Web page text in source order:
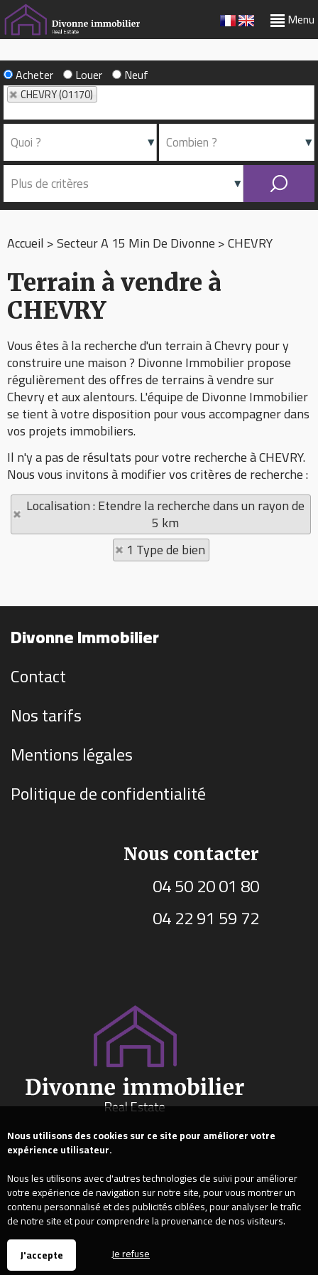
Menu
Acheter Louer Neuf
CHEVRY (01170)
Accueil>Secteur A 15 Min De Divonne>CHEVRY
Terrain à vendre à
CHEVRY
Vous êtes à la recherche d'un terrain à Chevry pour y
construire une maison ? Divonne Immobilier propose
régulièrement des offres de terrains à vendre sur
Chevry et aux alentours. L'équipe de Divonne Immobilier
se tient à votre disposition pour vous accompagner dans
vos projets immobiliers.
Il n'y a pas de résultats pour votre recherche à CHEVRY.
Nous vous invitons à modifier vos critères de recherche :
Localisation : Etendre la recherche dans un rayon de
5 km
1 Type de bien
Divonne Immobilier
Contact
Nos tarifs
Mentions légales
Politique de confidentialité
Nous contacter
04 50 20 01 80
04 22 91 59 72
Nous utilisons des cookies sur ce site pour améliorer votre
expérience utilisateur.
Nous les utilisons avec d'autres technologies de suivi pour améliorer
votre expérience de navigation sur notre site, pour vous montrer un
contenu personnalisé et des publicités ciblées, pour analyser le trafic
de notre site et pour comprendre la provenance de nos visiteurs.
J'accepte
Je refuse